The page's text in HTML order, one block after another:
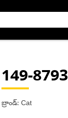
149-8793
బ్రాండ్: Cat